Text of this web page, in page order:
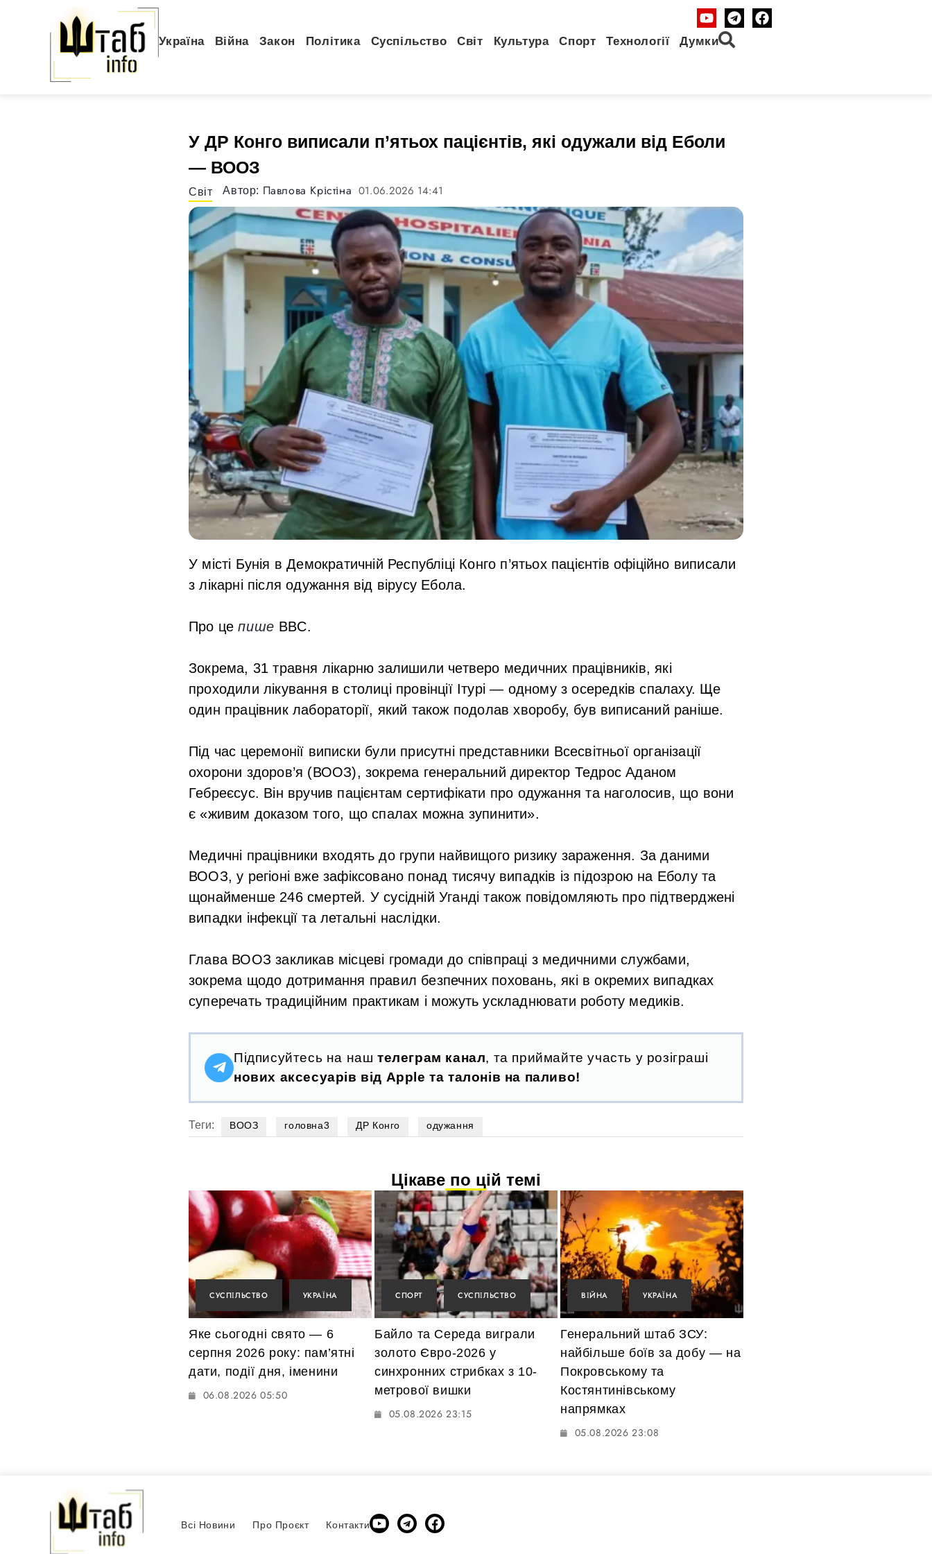
Україна Війна Закон Політика Суспільство Світ Культура Спорт Технології Думки
У ДР Конго виписали п’ятьох пацієнтів, які одужали від Еболи
— ВООЗ
Світ Автор: Павлова Крістіна 01.06.2026 14:41
У місті Бунія в Демократичній Республіці Конго п’ятьох пацієнтів офіційно виписали
з лікарні після одужання від вірусу Ебола.
Про цепише BBC.
Зокрема, 31 травня лікарню залишили четверо медичних працівників, які
проходили лікування в столиці провінції Ітурі — одному з осередків спалаху. Ще
один працівник лабораторії, який також подолав хворобу, був виписаний раніше.
Під час церемонії виписки були присутні представники Всесвітньої організації
охорони здоров’я (ВООЗ), зокрема генеральний директор Тедрос Аданом
Гебреєсус. Він вручив пацієнтам сертифікати про одужання та наголосив, що вони
є «живим доказом того, що спалах можна зупинити».
Медичні працівники входять до групи найвищого ризику зараження. За даними
ВООЗ, у регіоні вже зафіксовано понад тисячу випадків із підозрою на Еболу та
щонайменше 246 смертей. У сусідній Уганді також повідомляють про підтверджені
випадки інфекції та летальні наслідки.
Глава ВООЗ закликав місцеві громади до співпраці з медичними службами,
зокрема щодо дотримання правил безпечних поховань, які в окремих випадках
суперечать традиційним практикам і можуть ускладнювати роботу медиків.
Підписуйтесь на наш телеграм канал, та приймайте участь у розіграші
нових аксесуарів від Apple та талонів на паливо!
Теги: ВООЗ головна3 ДР Конго одужання
Цікаве по цій темі
СУСПІЛЬСТВО УКРАЇНА
Яке сьогодні свято — 6
серпня 2026 року: пам’ятні
дати, події дня, іменини
06.08.2026 05:50
СПОРТ СУСПІЛЬСТВО
Байло та Середа виграли
золото Євро-2026 у
синхронних стрибках з 10-
метрової вишки
05.08.2026 23:15
ВІЙНА УКРАЇНА
Генеральний штаб ЗСУ:
найбільше боїв за добу — на
Покровському та
Костянтинівському
напрямках
05.08.2026 23:08
Всі Новини Про Проєкт Контакти